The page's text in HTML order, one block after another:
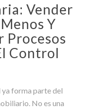
Vender
Y
Procesos
Control
forma parte del
No es una